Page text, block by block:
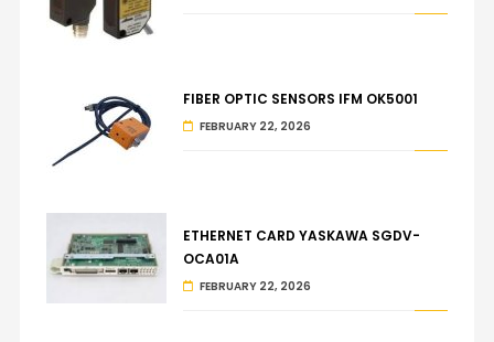
FIBER OPTIC SENSORS IFM OK5001
FEBRUARY 22, 2026
ETHERNET CARD YASKAWA SGDV-
OCA01A
FEBRUARY 22, 2026